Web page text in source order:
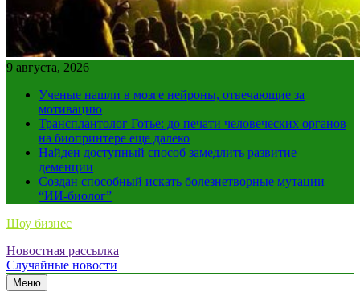
9 августа, 2026
Ученые нашли в мозге нейроны, отвечающие за
мотивацию
Трансплантолог Готье: до печати человеческих органов
на биопринтере еще далеко
Найден доступный способ замедлить развитие
деменции
Создан способный искать болезнетворные мутации
“ИИ-биолог”
Шоу бизнес
Новостная рассылка
Случайные новости
Меню